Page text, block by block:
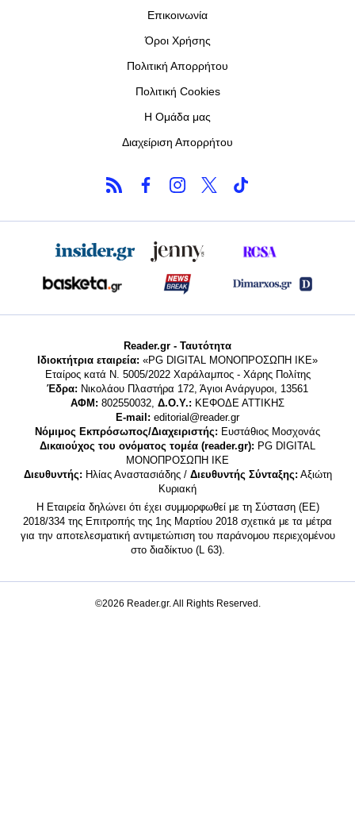
Επικοινωνία
Όροι Χρήσης
Πολιτική Απορρήτου
Πολιτική Cookies
Η Ομάδα μας
Διαχείριση Απορρήτου
Reader.gr - Ταυτότητα
Ιδιοκτήτρια εταιρεία: «PG DIGITAL MONΟΠΡΟΣΩΠΗ ΙΚΕ»
Εταίρος κατά Ν. 5005/2022 Χαράλαμπος - Χάρης Πολίτης
Έδρα: Νικολάου Πλαστήρα 172, Άγιοι Ανάργυροι, 13561
ΑΦΜ: 802550032, Δ.Ο.Υ.: ΚΕΦΟΔΕ ΑΤΤΙΚΗΣ
E-mail: editorial@reader.gr
Νόμιμος Εκπρόσωπος/Διαχειριστής: Ευστάθιος Μοσχονάς
Δικαιούχος του ονόματος τομέα (reader.gr): PG DIGITAL
MONΟΠΡΟΣΩΠΗ ΙΚΕ
Διευθυντής: Ηλίας Αναστασιάδης / Διευθυντής Σύνταξης: Αξιώτη
Κυριακή
Η Εταιρεία δηλώνει ότι έχει συμμορφωθεί με τη Σύσταση (ΕΕ)
2018/334 της Επιτροπής της 1ης Μαρτίου 2018 σχετικά με τα μέτρα
για την αποτελεσματική αντιμετώπιση του παράνομου περιεχομένου
στο διαδίκτυο (L 63).
©2026 Reader.gr. All Rights Reserved.